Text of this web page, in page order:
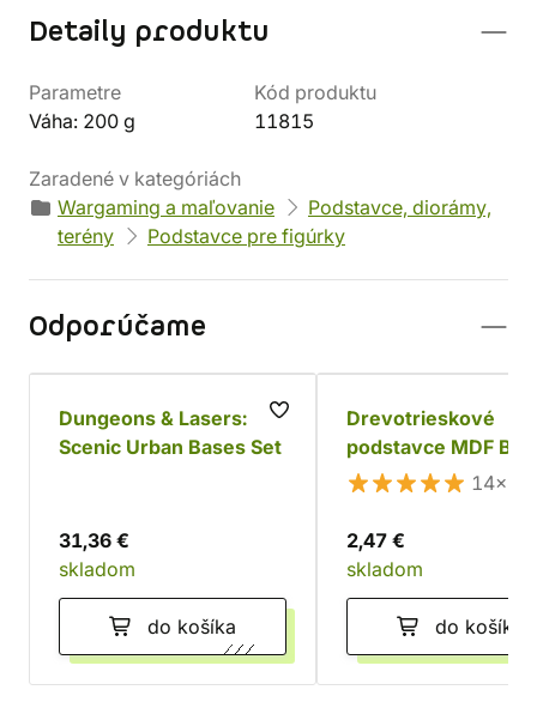
Detaily produktu
Parametre
Váha: 200 g
Kód produktu
11815
Zaradené v kategóriách
Wargaming a maľovanie
Podstavce, diorámy,
terény
Podstavce pre figúrky
Odporúčame
Dungeons & Lasers:
Scenic Urban Bases Set
31,36 €
skladom
do košíka
Drevotrieskové
podstavce MDF
Round 25mm (20
14×
2,47 €
skladom
do košíka